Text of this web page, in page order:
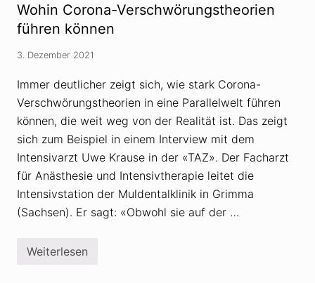
r
t
A
s
a
n
d
u
g
s
p
l
n
r
C
o
r
o
a
-
V
e
s
h
w
ö
r
n
t
Wohin Corona-Verschwörungstheorien
führen können
3. Dezember 2021
Immer deutlicher zeigt sich, wie stark Corona-
Verschwörungstheorien in eine Parallelwelt führen
können, die weit weg von der Realität ist. Das zeigt
sich zum Beispiel in einem Interview mit dem
Intensivarzt Uwe Krause in der «TAZ». Der Facharzt
für Anästhesie und Intensivtherapie leitet die
Intensivstation der Muldentalklinik in Grimma
(Sachsen). Er sagt: «Obwohl sie auf der …
W
Weiterlesen